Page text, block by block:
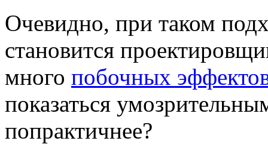
Очевидно, при таком
становится
много побочных
показаться
попрактичнее?